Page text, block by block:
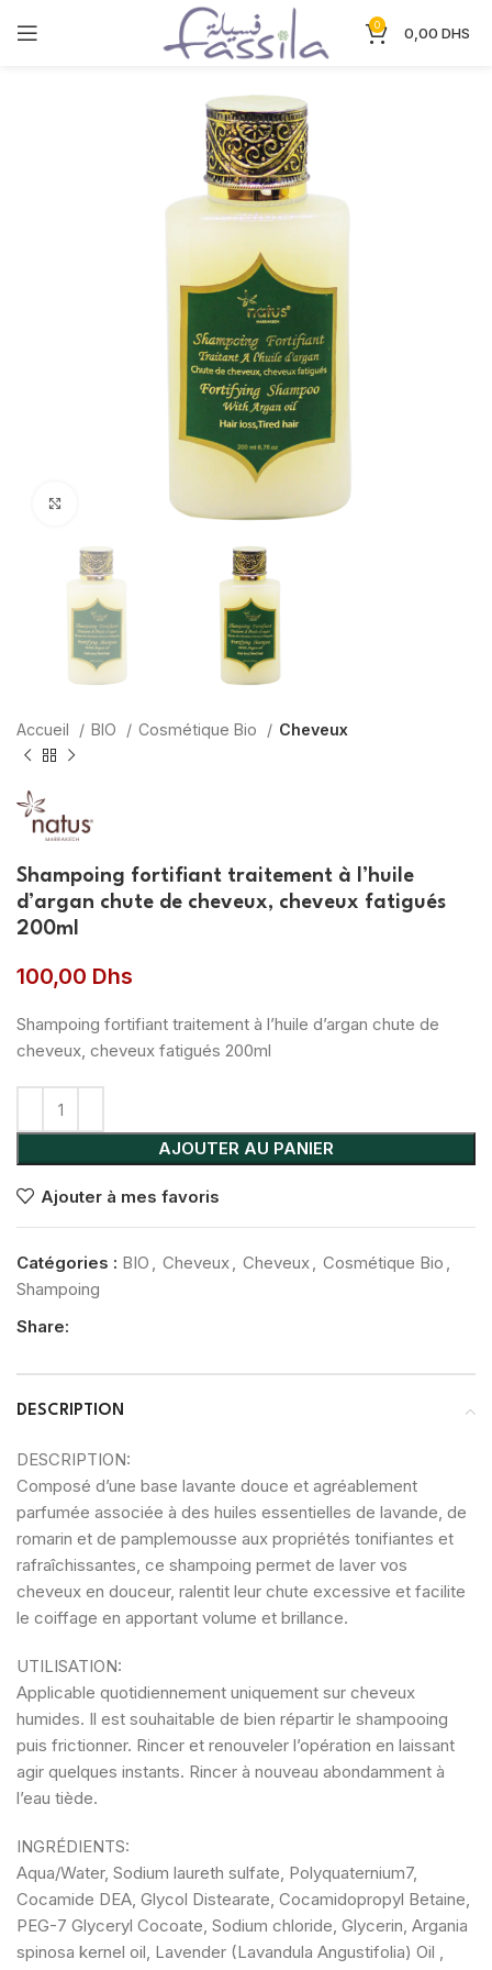
0 0,00DHS
Accueil BIO Cosmétique Bio Cheveux
Shampoing fortifiant traitement à l’huile
d’argan chute de cheveux, cheveux fatigués
200ml
100,00 Dhs
Shampoing fortifiant traitement à l’huile d’argan chute de
cheveux, cheveux fatigués 200ml
AJOUTER AU PANIER
Ajouter à mes favoris
Catégories : BIO , Cheveux, Cheveux, Cosmétique Bio ,
Shampoing
Share:
DESCRIPTION
DESCRIPTION:
Composé d’une base lavante douce et agréablement
parfumée associée à des huiles essentielles de lavande, de
romarin et de pamplemousse aux propriétés tonifiantes et
rafraîchissantes, ce shampoing permet de laver vos
cheveux en douceur, ralentit leur chute excessive et facilite
le coiffage en apportant volume et brillance.
UTILISATION:
Applicable quotidiennement uniquement sur cheveux
humides. Il est souhaitable de bien répartir le shampooing
puis frictionner. Rincer et renouveler l’opération en laissant
agir quelques instants. Rincer à nouveau abondamment à
l’eau tiède.
INGRÉDIENTS:
Aqua/Water, Sodium laureth sulfate, Polyquaternium7,
Cocamide DEA, Glycol Distearate, Cocamidopropyl Betaine,
PEG-7 Glyceryl Cocoate, Sodium chloride, Glycerin, Argania
spinosa kernel oil, Lavender (Lavandula Angustifolia) Oil ,